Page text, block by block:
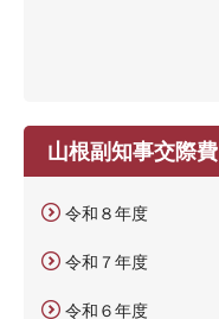
山根副知事交際費
令和８年度
令和７年度
令和６年度